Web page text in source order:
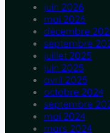
juin 2026
mai 2026
décembre
septembre
juillet 2025
juin 2025
avril 2025
octobre 2024
septembre
mai 2024
mars 2024